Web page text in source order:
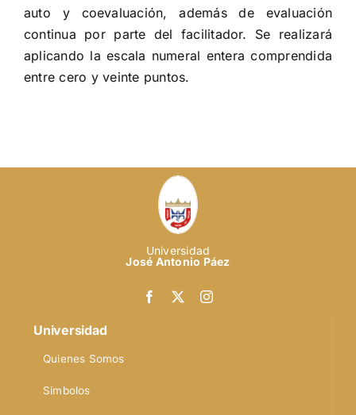
auto y coevaluación, además de evaluación
continua por parte del facilitador. Se realizará
aplicando la escala numeral entera comprendida
entre cero y veinte puntos.
Universidad
José Antonio Páez
Universidad
Quienes Somos
Símbolos